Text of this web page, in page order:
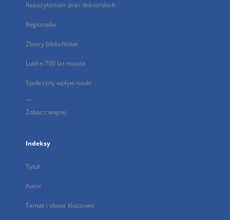
Repozytorium prac doktorskich
Regionalia
Zbiory bibliofilskie
Lublin 700 lat miasta
Społeczny wpływ nauki
...
Zobacz więcej
Indeksy
Tytuł
Autor
Temat i słowa kluczowe